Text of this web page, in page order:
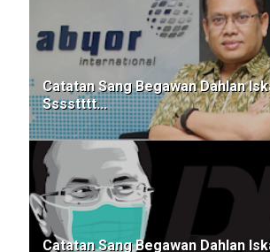
Catatan Sang Begawan Dahlan
Sssstttt...
Catatan Sang Begawan Dahlan